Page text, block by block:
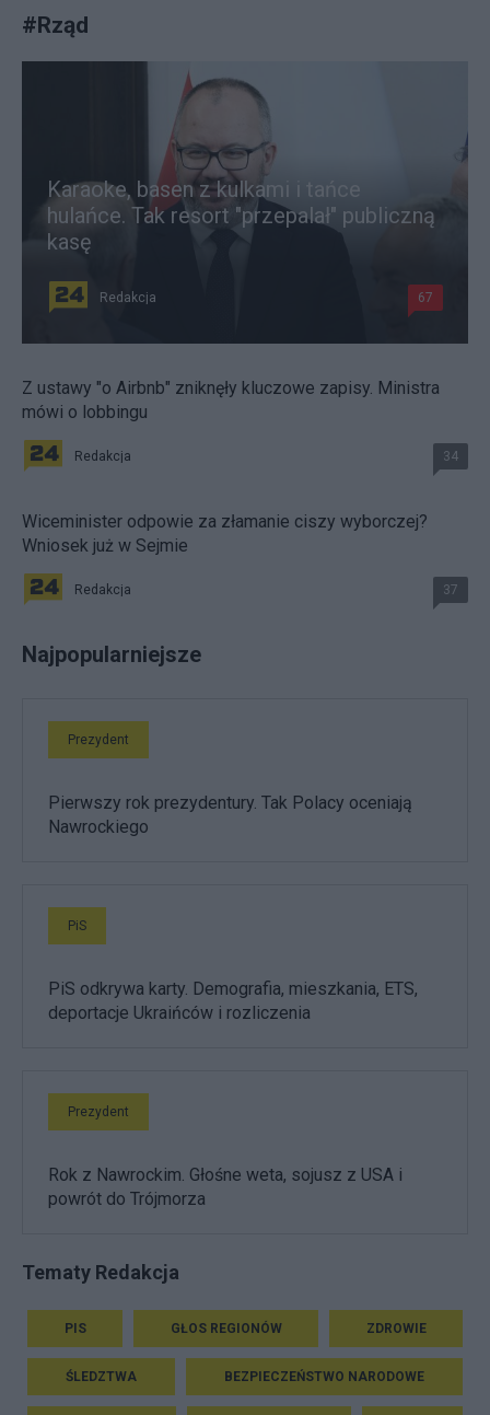
#Rząd
Karaoke, basen z kulkami i tańce
hulańce. Tak resort "przepalał" publiczną
kasę
Redakcja 67
Z ustawy "o Airbnb" zniknęły kluczowe zapisy. Ministra
mówi o lobbingu
Redakcja 34
Wiceminister odpowie za złamanie ciszy wyborczej?
Wniosek już w Sejmie
Redakcja 37
Najpopularniejsze
Prezydent
Pierwszy rok prezydentury. Tak Polacy oceniają
Nawrockiego
PiS
PiS odkrywa karty. Demografia, mieszkania, ETS,
deportacje Ukraińców i rozliczenia
Prezydent
Rok z Nawrockim. Głośne weta, sojusz z USA i
powrót do Trójmorza
Tematy Redakcja
PIS GŁOS REGIONÓW ZDROWIE
ŚLEDZTWA BEZPIECZEŃSTWO NARODOWE